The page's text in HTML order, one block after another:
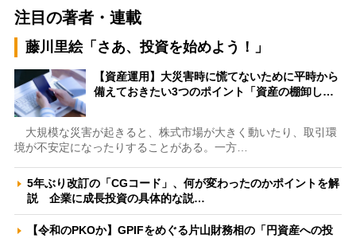
注目の著者・連載
藤川里絵「さあ、投資を始めよう！」
【資産運用】大災害時に慌てないために平時から
備えておきたい3つのポイント「資産の棚卸し…
大規模な災害が起きると、株式市場が大きく動いたり、取引環
境が不安定になったりすることがある。一方…
5年ぶり改訂の「CGコード」、何が変わったのかポイントを解
説 企業に成長投資の具体的な説…
【令和のPKOか】GPIFをめぐる片山財務相の「円資産への投